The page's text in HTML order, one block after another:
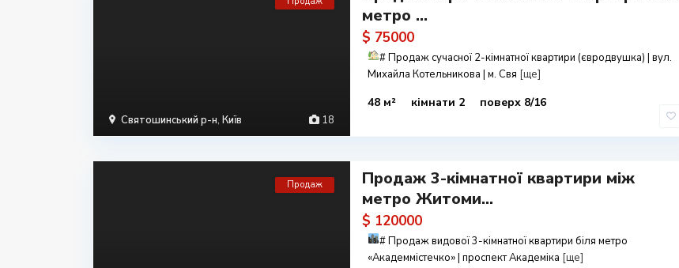
18
Святошинський р-н, Київ
метро ...
$ 75000
#Продаж сучасної 2-кімнатної квартири (євродвушка) | вул.
Михайла Котельникова | м. Свя [ще]
48 м² кімнати 2 поверх 8/16
Продаж
Продаж 3-кімнатної квартири між
метро Житоми...
$ 120000
#Продаж видової 3-кімнатної квартири біля метро
«Академмістечко» | проспект Академіка [ще]